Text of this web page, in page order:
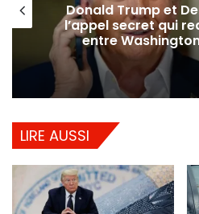
Donald Trump et
l’appel secret qui
entre
LIRE AUSSI